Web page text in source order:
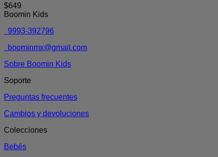
$649
Boomin Kids
9993-392796
boominmx@gmail.com
Sobre Boomin Kids
Soporte
Preguntas frecuentes
Cambios y devoluciones
Colecciones
Bebés